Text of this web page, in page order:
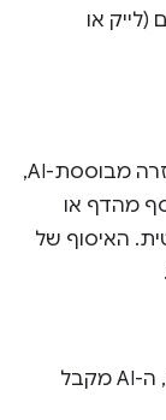
(לייק או
בהתאם להקשר שבו אתם משתמשים בעזרה מבוססת-AI,
מהדף או
האיסוף של
כדי לענות על שאלות לגבי הודעות במסוף, ה-AI מקבל